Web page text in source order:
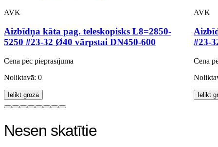
AVK
Aizbīdņa kāta pag. teleskopisks L8=2850-
5250 #23-32 Ø40 vārpstai DN450-600
Cena pēc pieprasījuma
Noliktavā: 0
Ielikt grozā
AVK
#23-
Cena
Ielikt
Nesen skatītie